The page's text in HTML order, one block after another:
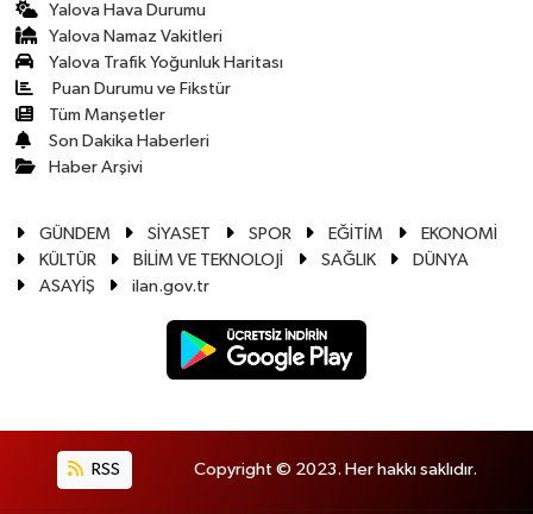
Yalova Hava Durumu
Yalova Namaz Vakitleri
Yalova Trafik Yoğunluk Haritası
Puan Durumu ve Fikstür
Tüm Manşetler
Son Dakika Haberleri
Haber Arşivi
GÜNDEM SİYASET SPOR EĞİTİM
EKONOMİ
KÜLTÜR
BİLİM VE TEKNOLOJİ SAĞLIK
DÜNYA
ASAYİŞ
ilan.gov.tr
RSS Copyright © 2023. Her hakkı saklıdır.